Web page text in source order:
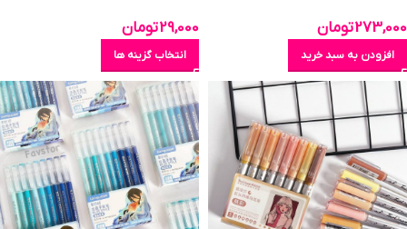
273,000تومان
افزودن به سبد خرید
29,000تومان
انتخاب گزینه ها